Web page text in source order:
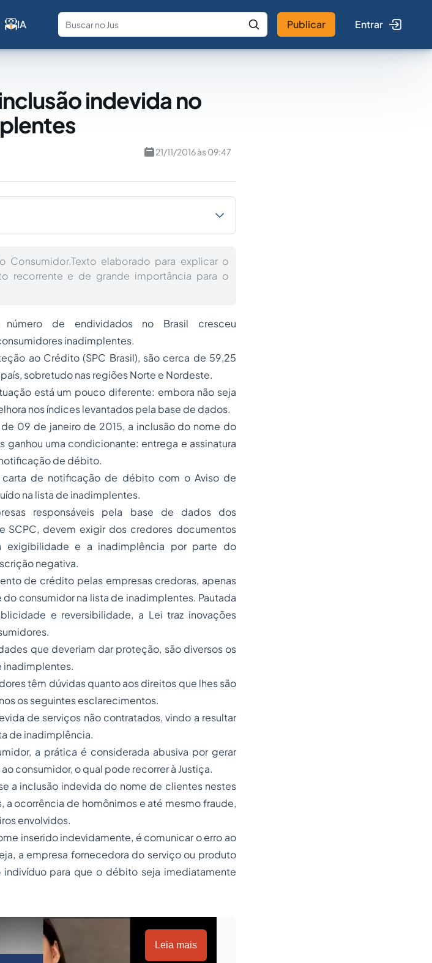
IA
Fale com a IA Buscar no Jus
Publicar Entrar
indevida no
21/11/2016 às 09:47
elaborado para explicar o
recorrente e de grande importância para o
de endividados no Brasil cresceu
inadimplentes.
ao Crédito (SPC Brasil), são cerca de 59,25
sobretudo nas regiões Norte e Nordeste.
está um pouco diferente: embora não seja
nos índices levantados pela base de dados.
09 de janeiro de 2015, a inclusão do nome do
uma condicionante: entrega e assinatura
de débito.
de notificação de débito com o Aviso de
na lista de inadimplentes.
responsáveis pela base de dados dos
SCPC, devem exigir dos credores documentos
exigibilidade e a inadimplência por parte do
negativa.
de crédito pelas empresas credoras, apenas
consumidor na lista de inadimplentes. Pautada
e reversibilidade, a Lei traz inovações
que deveriam dar proteção, são diversos os
inadimplentes.
têm dúvidas quanto aos direitos que lhes são
os seguintes esclarecimentos.
de serviços não contratados, vindo a resultar
de inadimplência.
a prática é considerada abusiva por gerar
consumidor, o qual pode recorrer à Justiça.
a inclusão indevida do nome de clientes nestes
a ocorrência de homônimos e até mesmo fraude,
envolvidos.
inserido indevidamente, é comunicar o erro ao
a empresa fornecedora do serviço ou produto
para que o débito seja imediatamente
Leia mais